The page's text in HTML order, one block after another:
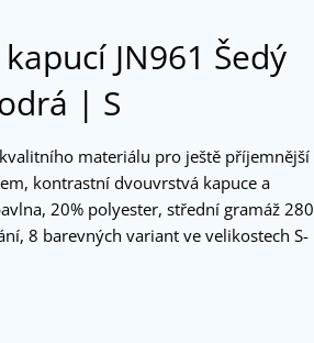
JN961 Šedý
| S
materiálu pro ještě příjemnější
kontrastní dvouvrstvá kapuce a
20% polyester, střední gramáž 280
8 barevných variant ve velikostech S-